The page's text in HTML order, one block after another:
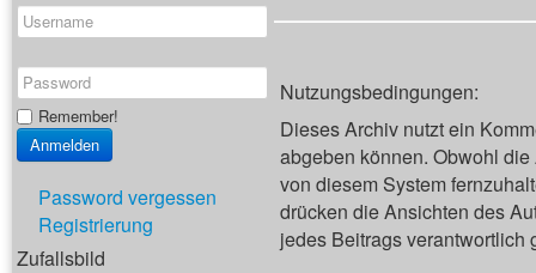
Remember!
Password vergessen
Registrierung
Zufallsbild
Nutzungsbedingungen:
Dieses Archiv nutzt ein
abgeben können. Obwohl
von diesem System
drücken die Ansichten des
jedes Beitrags verantwortlich